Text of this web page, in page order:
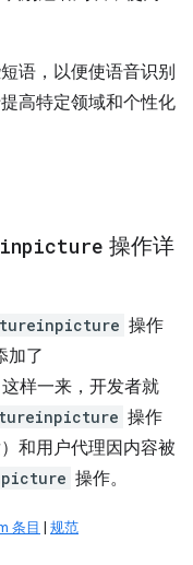
语，以便使语音识别
高特定领域和个性化
操作详
操作
加了
样一来，开发者就
操作
和用户代理因内容被
操作。
条目 | 规范